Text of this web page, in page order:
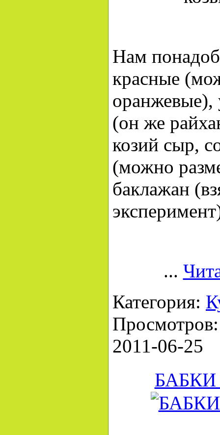
Нам
красные
оранжевые),
(он же
козий сыр,
(можно
баклажан
...
Категория:
2011-06-25